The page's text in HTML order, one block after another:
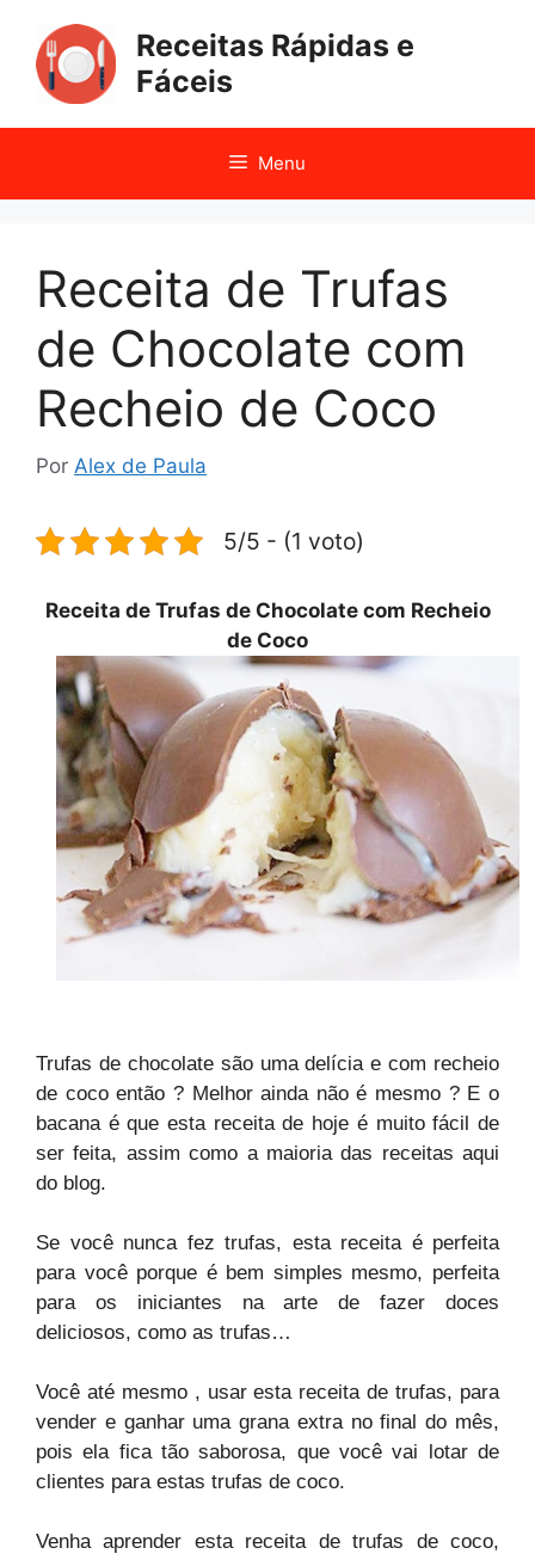
para
conteúdo
Receitas Rápidas e
Fáceis
Menu
Receita de Trufas
de Chocolate com
Recheio de Coco
Por Alex de Paula
5/5 - (1 voto)
Receita de Trufas de Chocolate com Recheio
de Coco
Trufas de chocolate são uma delícia e com recheio
de coco então ? Melhor ainda não é mesmo ? E o
bacana é que esta receita de hoje é muito fácil de
ser feita, assim como a maioria das receitas aqui
do blog.
Se você nunca fez trufas, esta receita é perfeita
para você porque é bem simples mesmo, perfeita
para os iniciantes na arte de fazer doces
deliciosos, como as trufas…
Você até mesmo , usar esta receita de trufas, para
vender e ganhar uma grana extra no final do mês,
pois ela fica tão saborosa, que você vai lotar de
clientes para estas trufas de coco.
Venha aprender esta receita de trufas de coco,